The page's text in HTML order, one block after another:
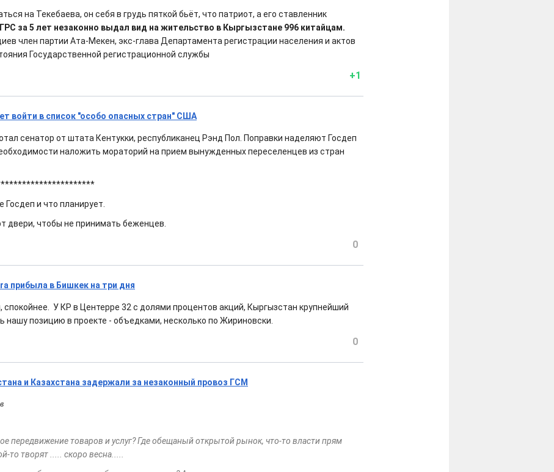
на Текебаева, он себя в грудь пяткой бьёт, что патриот, а его ставленник
за 5 лет незаконно выдал вид на жительство в Кыргызстане 996 китайцам.
член партии Ата-Мекен, экс-глава Департамента регистрации населения и актов
Государственной регистрационной службы
+1
войти в список "особо опасных стран" США
сенатор от штата Кентукки, республиканец Рэнд Пол. Поправки наделяют Госдеп
наложить мораторий на прием вынужденных переселенцев из стран
Госдеп и что планирует.
двери, чтобы не принимать беженцев.
0
прибыла в Бишкек на три дня
спокойнее. У КР в Центерре 32 с долями процентов акций, Кыргызстан крупнейший
нашу позицию в проекте - объедками, несколько по Жириновски.
0
и Казахстана задержали за незаконный провоз ГСМ
передвижение товаров и услуг? Где обещаный открытой рынок, что-то власти прям
то творят ..... скоро весна.....